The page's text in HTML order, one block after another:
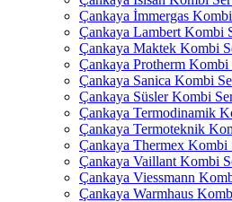
Çankaya İmmergas
Çankaya Lambert Kombi
Çankaya Maktek Kombi
Çankaya Protherm Kombi
Çankaya Sanica Kombi
Çankaya Süsler Kombi
Çankaya Termodinamik
Çankaya Termoteknik
Çankaya Thermex Kombi
Çankaya Vaillant Kombi
Çankaya Viessmann
Çankaya Warmhaus